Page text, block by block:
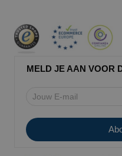
MELD JE AAN VOOR